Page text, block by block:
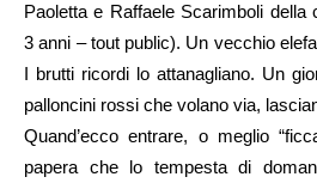
Paoletta e Raffaele Scarimboli della
3 anni – tout public). Un vecchio
I brutti ricordi lo attanagliano. Un
palloncini rossi che volano via,
Quand’ecco entrare, o meglio
papera che lo tempesta di